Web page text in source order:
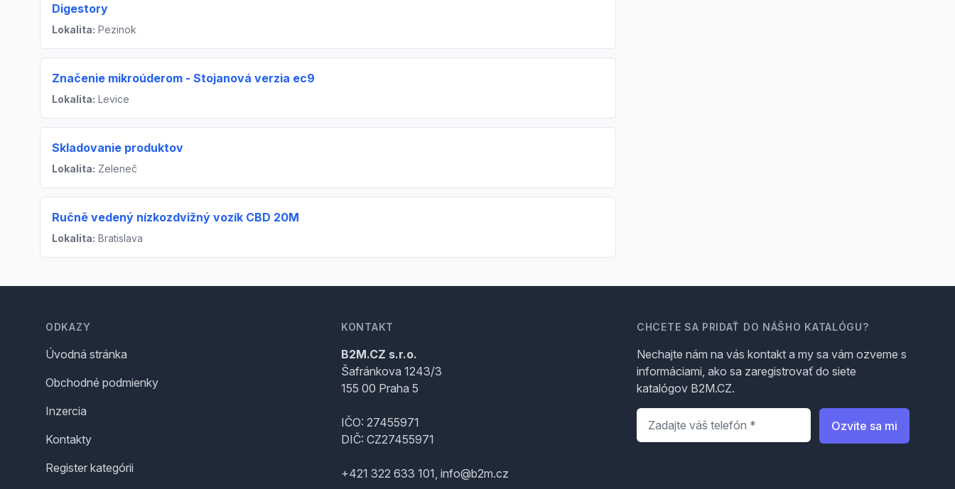
Digestory
Lokalita: Pezinok
Značenie mikroúderom - Stojanová verzia ec9
Lokalita: Levice
Skladovanie produktov
Lokalita: Zeleneč
Ručně vedený nízkozdvižný vozík CBD 20M
Lokalita: Bratislava
ODKAZY
Úvodná stránka
Obchodné podmienky
Inzercia
Kontakty
Register kategórii
KONTAKT
B2M.CZ s.r.o.
Šafránkova 1243/3
155 00 Praha 5
IČO: 27455971
DIČ: CZ27455971
+421 322 633 101, info@b2m.cz
CHCETE SA PRIDAŤ DO NÁŠHO KATALÓGU?
Nechajte nám na vás kontakt a my sa vám ozveme s
informáciami, ako sa zaregistrovať do siete
katalógov B2M.CZ.
Telefón
Ozvite sa mi